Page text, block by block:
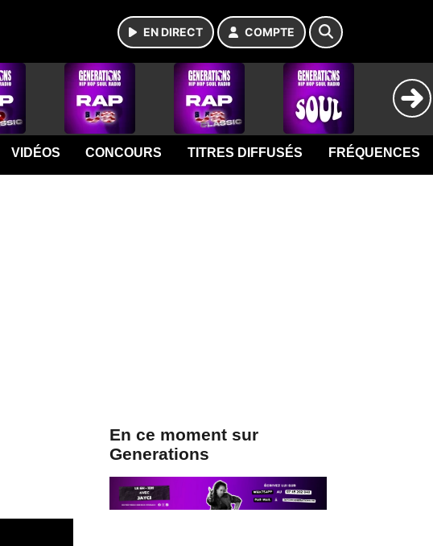
EN DIRECT COMPTE
VIDÉOS CONCOURS TITRES DIFFUSÉS FRÉQUENCES
En ce moment sur
Generations